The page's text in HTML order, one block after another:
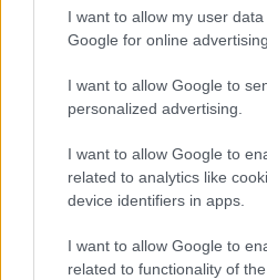
I want to allow my user
Google for online
I want to allow Google to
personalized advertising.
I want to allow Google to
related to analytics like
device identifiers in apps.
I want to allow Google to
related to functionality of
Sangue, musica e
Delta Center
Meteo Olbia 9
Salmo finisce in
va avanti: “Sicilia,